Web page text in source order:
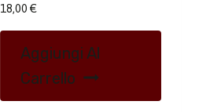
18,00 €
Aggiungi Al
Carrello